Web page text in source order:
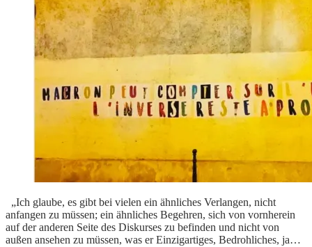
„Ich glaube, es gibt bei vielen ein ähnliches Verlangen, nicht
anfangen zu müssen; ein ähnliches Begehren, sich von vornherein
auf der anderen Seite des Diskurses zu befinden und nicht von
außen ansehen zu müssen, was er Einzigartiges, Bedrohliches, ja…